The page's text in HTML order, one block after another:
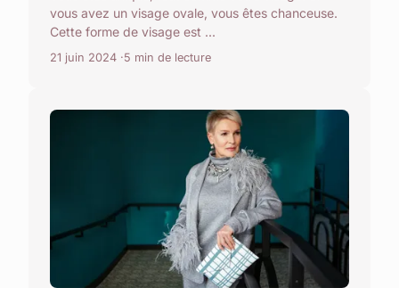
vous avez un visage ovale, vous êtes chanceuse.
Cette forme de visage est ...
21 juin 2024 5 min de lecture